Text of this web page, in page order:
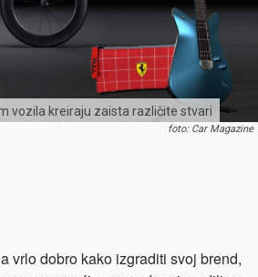
vozila kreiraju zaista različite stvari
foto: Car Magazine
vrlo dobro kako izgraditi svoj brend,